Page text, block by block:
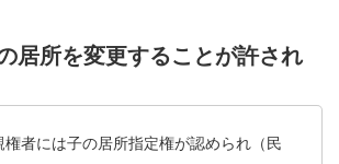
居所を変更することが許され
権者には子の居所指定権が認められ（民